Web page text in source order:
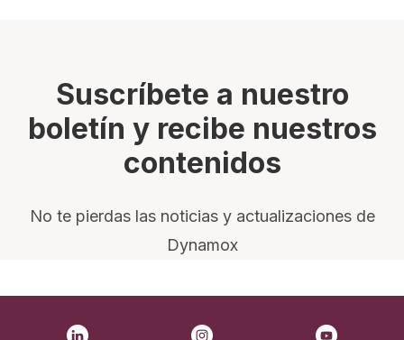
Suscríbete a nuestro
boletín y recibe nuestros
contenidos
No te pierdas las noticias y actualizaciones de
Dynamox